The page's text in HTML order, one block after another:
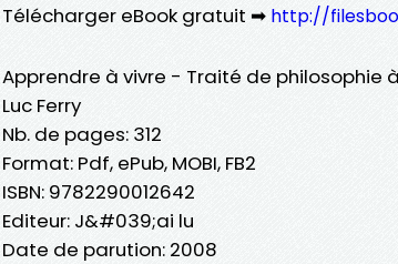
Télécharger eBook gratuit ➡ http://
Apprendre à vivre - Traité de philosophie
Luc Ferry
Nb. de pages: 312
Format: Pdf, ePub, MOBI, FB2
ISBN: 9782290012642
Editeur: J&#039;ai lu
Date de parution: 2008